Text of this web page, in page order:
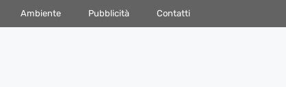
Ambiente Pubblicità Contatti